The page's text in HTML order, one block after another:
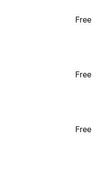
Free
Free
Free